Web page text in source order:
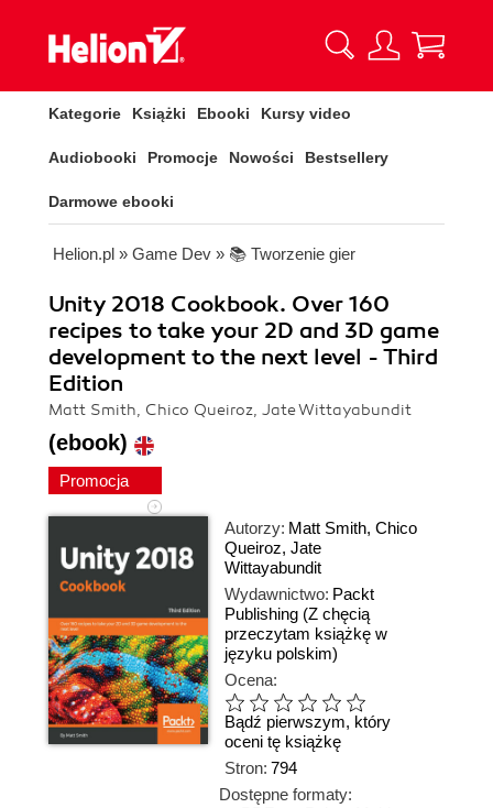
Kategorie Książki Ebooki Kursy video
Audiobooki Promocje Nowości Bestsellery
Darmowe ebooki
Helion.pl » Game Dev » 📚 Tworzenie gier
Unity 2018 Cookbook. Over 160
recipes to take your 2D and 3D game
development to the next level - Third
Edition
Matt Smith, Chico Queiroz, Jate Wittayabundit
(ebook)
Promocja
Autorzy: Matt Smith, Chico
Queiroz, Jate
Wittayabundit
Wydawnictwo: Packt
Publishing (Z chęcią
przeczytam książkę w
języku polskim)
Ocena:
Bądź pierwszym, który
oceni tę książkę
Stron: 794
Dostępne formaty: